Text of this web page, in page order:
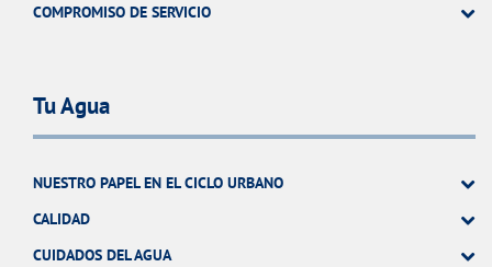
COMPROMISO DE SERVICIO
Tu Agua
NUESTRO PAPEL EN EL CICLO URBANO
CALIDAD
CUIDADOS DEL AGUA